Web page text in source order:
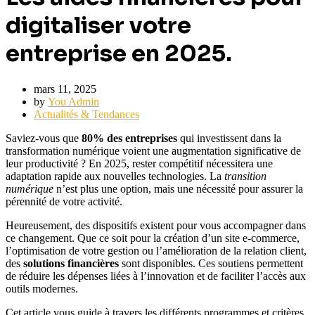
digitaliser votre
entreprise en 2025.
mars 11, 2025
by You Admin
Actualités & Tendances
Saviez-vous que 80% des entreprises qui investissent dans la
transformation numérique voient une augmentation significative de
leur productivité ? En 2025, rester compétitif nécessitera une
adaptation rapide aux nouvelles technologies. La transition
numérique n’est plus une option, mais une nécessité pour assurer la
pérennité de votre activité.
Heureusement, des dispositifs existent pour vous accompagner dans
ce changement. Que ce soit pour la création d’un site e-commerce,
l’optimisation de votre gestion ou l’amélioration de la relation client,
des solutions financières sont disponibles. Ces soutiens permettent
de réduire les dépenses liées à l’innovation et de faciliter l’accès aux
outils modernes.
Cet article vous guide à travers les différents programmes et critères